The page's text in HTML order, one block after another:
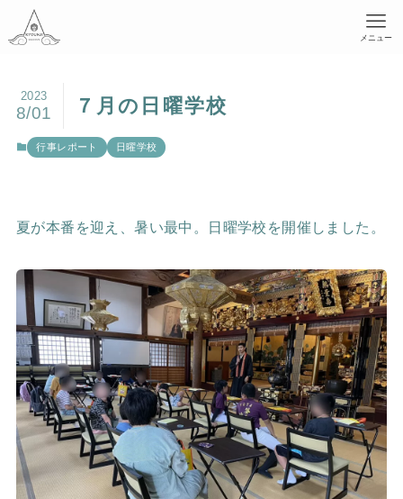
メニュー
７月の日曜学校
2023
8/01
行事レポート 日曜学校
夏が本番を迎え、暑い最中。日曜学校を開催しました。